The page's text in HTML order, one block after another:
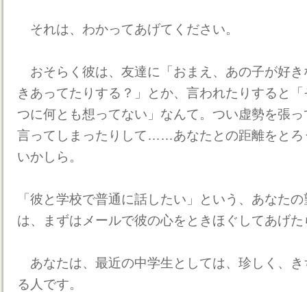
それは、わかってあげてください。
おそらく彼は、友達に「おまえ、あの子が好
きあってたりする？」とか、言われたりすると
つに何とも想ってない」なんて。つい虚勢を張
言ってしまったりして……あなたとの距離をとろ
いかしら。
「彼と学校で普通に話したい」という、あなた
は、まずはメールで彼の心をときほぐしてあげ
あなたは、最近の中学生としては、珍しく、
る人です。